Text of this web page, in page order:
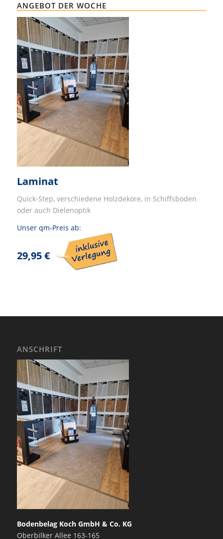
ANGEBOT DER WOCHE
Laminat
Quick-Step, verschiedene Holzdekore, in Schiffsboden
oder auch Dielenoptik
Unser qm-Preis ab:
29,95 €
ANSCHRIFT
Bodenbelag Koch GmbH & Co. KG
Oberbilker Allee 163-165